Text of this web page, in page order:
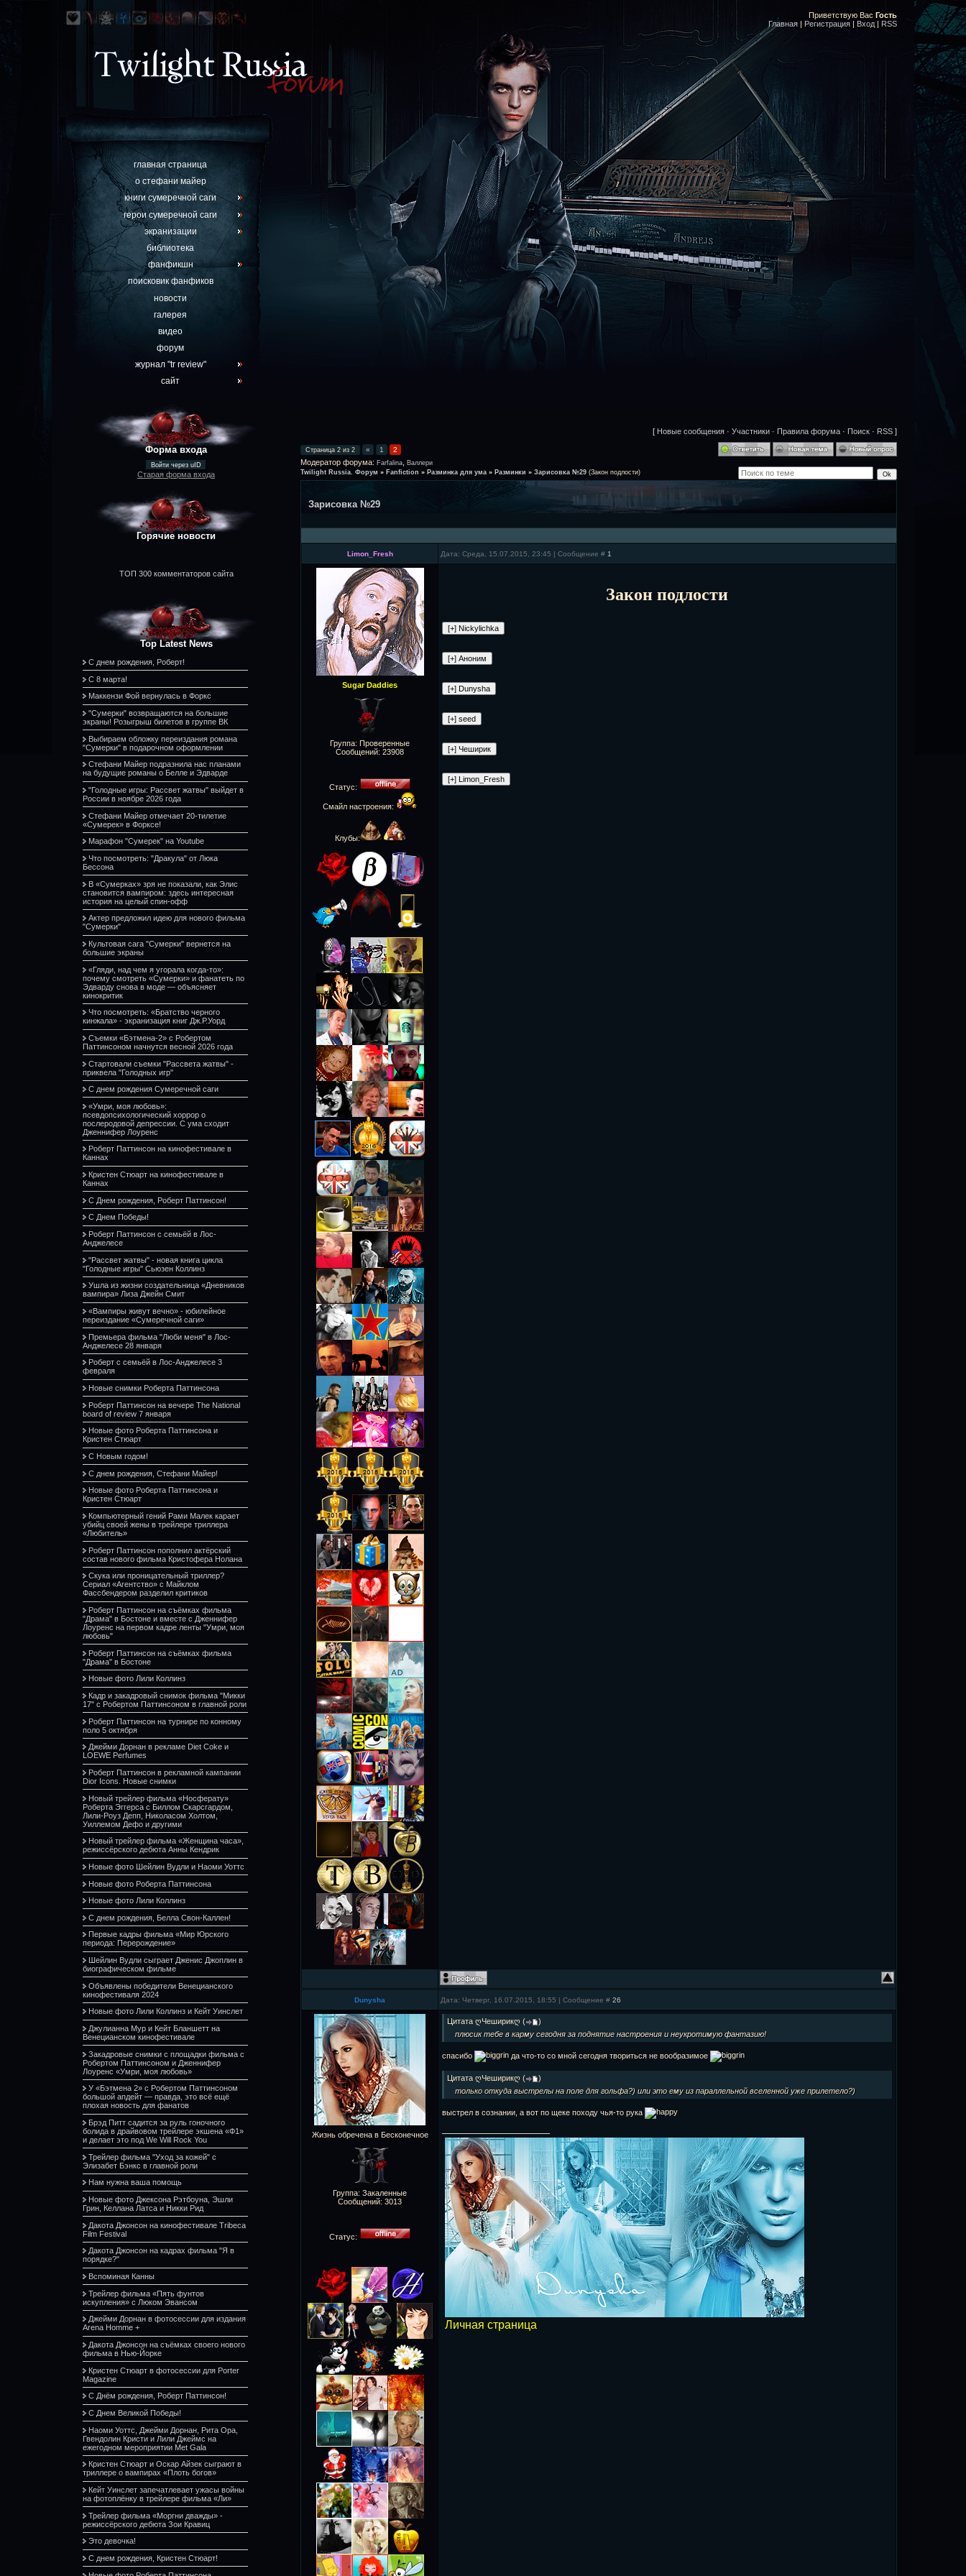
Приветствую Вас Гость
Главная| Регистрация | Вход | RSS
главная страница
о стефани майер
книги сумеречной саги
герои сумеречной саги
экранизации
библиотека
фанфикшн
поисковик фанфиков
новости
галерея
видео
форум
журнал "tr review"
сайт
Форма входа
Войти через uID
Старая форма входа
Горячие новости
ТОП 300 комментаторов сайта
Top Latest News
С днем рождения, Роберт!
С 8 марта!
Маккензи Фой вернулась в Форкс
"Сумерки" возвращаются на большие
экраны! Розыгрыш билетов в группе ВК
Выбираем обложку переиздания романа
"Сумерки" в подарочном оформлении
Стефани Майер подразнила нас планами
на будущие романы о Белле и Эдварде
"Голодные игры: Рассвет жатвы" выйдет в
России в ноябре 2026 года
Стефани Майер отмечает 20-тилетие
«Сумерек» в Форксе!
Марафон "Сумерек" на Youtube
Что посмотреть: "Дракула" от Люка
Бессона
В «Сумерках» зря не показали, как Элис
становится вампиром: здесь интересная
история на целый спин-офф
Актер предложил идею для нового фильма
"Сумерки"
Культовая сага "Сумерки" вернется на
большие экраны
«Гляди, над чем я угорала когда-то»:
почему смотреть «Сумерки» и фанатеть по
Эдварду снова в моде — объясняет
кинокритик
Что посмотреть: «Братство черного
кинжала» - экранизация книг Дж.Р.Уорд
Съемки «Бэтмена-2» с Робертом
Паттинсоном начнутся весной 2026 года
Стартовали съемки "Рассвета жатвы" -
приквела "Голодных игр"
С днем рождения Сумеречной саги
«Умри, моя любовь»:
псевдопсихологический хоррор о
послеродовой депрессии. С ума сходит
Дженнифер Лоуренс
Роберт Паттинсон на кинофестивале в
Каннах
Кристен Стюарт на кинофестивале в
Каннах
С Днем рождения, Роберт Паттинсон!
С Днем Победы!
Роберт Паттинсон с семьёй в Лос-
Анджелесе
"Рассвет жатвы" - новая книга цикла
"Голодные игры" Сьюзен Коллинз
Ушла из жизни создательница «Дневников
вампира» Лиза Джейн Смит
«Вампиры живут вечно» - юбилейное
переиздание «Сумеречной саги»
Премьера фильма "Люби меня" в Лос-
Анджелесе 28 января
Роберт с семьёй в Лос-Анджелесе 3
февраля
Новые снимки Роберта Паттинсона
Роберт Паттинсон на вечере The National
board of review 7 января
Новые фото Роберта Паттинсона и
Кристен Стюарт
С Новым годом!
С днем рождения, Стефани Майер!
Новые фото Роберта Паттинсона и
Кристен Стюарт
Компьютерный гений Рами Малек карает
убийц своей жены в трейлере триллера
«Любитель»
Роберт Паттинсон пополнил актёрский
состав нового фильма Кристофера Нолана
Скука или проницательный триллер?
Сериал «Агентство» с Майклом
Фассбендером разделил критиков
Роберт Паттинсон на съёмках фильма
"Драма" в Бостоне и вместе с Дженнифер
Лоуренс на первом кадре ленты "Умри, моя
любовь"
Роберт Паттинсон на съёмках фильма
"Драма" в Бостоне
Новые фото Лили Коллинз
Кадр и закадровый снимок фильма "Микки
17" с Робертом Паттинсоном в главной роли
Роберт Паттинсон на турнире по конному
поло 5 октября
Джейми Дорнан в рекламе Diet Coke и
LOEWE Perfumes
Роберт Паттинсон в рекламной кампании
Dior Icons. Новые снимки
Новый трейлер фильма «Носферату»
Роберта Эггерса с Биллом Скарсгардом,
Лили-Роуз Депп, Николасом Холтом,
Уиллемом Дефо и другими
Новый трейлер фильма «Женщина часа»,
режиссёрского дебюта Анны Кендрик
Новые фото Шейлин Вудли и Наоми Уоттс
Новые фото Роберта Паттинсона
Новые фото Лили Коллинз
С днем рождения, Белла Свон-Каллен!
Первые кадры фильма «Мир Юрского
периода: Перерождение»
Шейлин Вудли сыграет Дженис Джоплин в
биографическом фильме
Объявлены победители Венецианского
кинофестиваля 2024
Новые фото Лили Коллинз и Кейт Уинслет
Джулианна Мур и Кейт Бланшетт на
Венецианском кинофестивале
Закадровые снимки с площадки фильма с
Робертом Паттинсоном и Дженнифер
Лоуренс «Умри, моя любовь»
У «Бэтмена 2» с Робертом Паттинсоном
большой апдейт — правда, это всё ещё
плохая новость для фанатов
Брэд Питт садится за руль гоночного
болида в драйвовом трейлере экшена «Ф1»
и делает это под We Will Rock You
Трейлер фильма "Уход за кожей" с
Элизабет Бэнкс в главной роли
Нам нужна ваша помощь
Новые фото Джексона Рэтбоуна, Эшли
Грин, Келлана Латса и Никки Рид
Дакота Джонсон на кинофестивале Tribeca
Film Festival
Дакота Джонсон на кадрах фильма "Я в
порядке?"
Вспоминая Канны
Трейлер фильма «Пять фунтов
искупления» с Люком Эвансом
Джейми Дорнан в фотосессии для издания
Arena Homme +
Дакота Джонсон на съёмках своего нового
фильма в Нью-Йорке
Кристен Стюарт в фотосессии для Porter
Magazine
С Днём рождения, Роберт Паттинсон!
С Днем Великой Победы!
Наоми Уоттс, Джейми Дорнан, Рита Ора,
Гвендолин Кристи и Лили Джеймс на
ежегодном мероприятии Met Gala
Кристен Стюарт и Оскар Айзек сыграют в
триллере о вампирах «Плоть богов»
Кейт Уинслет запечатлевает ужасы войны
на фотоплёнку в трейлере фильма «Ли»
Трейлер фильма «Моргни дважды» -
режиссёрского дебюта Зои Кравиц
Это девочка!
С днем рождения, Кристен Стюарт!
[ Новые сообщения · Участники · Правила форума · Поиск · RSS ]
Страница 2 из 2 « 1 2
Модератор форума: Farfalina
Валлери
Twilight Russia. Форум » Fanfiction » Разминка для ума » Разминки » Зарисовка №29 (Закон подлости)
Зарисовка №29
Limon_Fresh Дата: Среда, 15.07.2015, 23:45 | Сообщение # 1
Sugar Daddies
Группа: Проверенные
Сообщений: 23908
Статус:
Смайл настроения:
Клубы:
Закон подлости
Dunysha Дата: Четверг, 16.07.2015, 18:55 | Сообщение # 26
Жизнь обречена в Бесконечное
Группа: Закаленные
Сообщений: 3013
Статус:
Цитата ღЧеширикღ (
)
плюсик тебе в карму сегодня за поднятие настроения и неукротимую фантазию!
спасибо да что-то со мной сегодня твориться не вообразимое
Цитата ღЧеширикღ (
)
только откуда выстрелы на поле для гольфа?) или это ему из параллельной вселенной уже прилетело?)
выстрел в сознании, а вот по щеке походу чья-то рука
Личная страница